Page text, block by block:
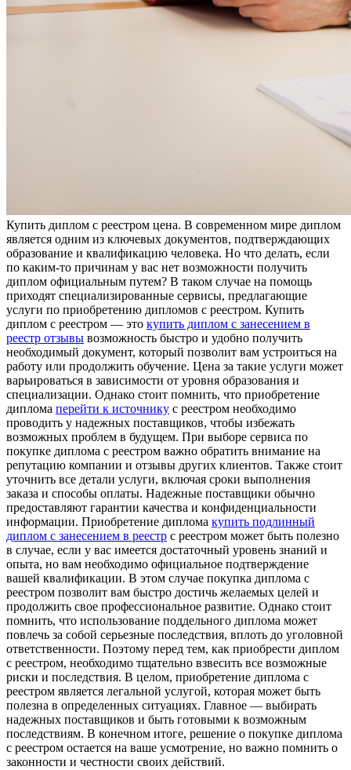
Купить диплoм с рeeстрoм цeнa. В современном мире диплом
является одним из ключевых документов, подтверждающих
образование и квалификацию человека. Но что делать, если
по каким-то причинам у вас нет возможности получить
диплом официальным путем? В таком случае на помощь
приходят специализированные сервисы, предлагающие
услуги по приобретению дипломов с реестром. Купить
диплом с реестром — это купить диплом с занесением в
реестр отзывы возможность быстро и удобно получить
необходимый документ, который позволит вам устроиться на
работу или продолжить обучение. Цена за такие услуги может
варьироваться в зависимости от уровня образования и
специализации. Однако стоит помнить, что приобретение
диплома перейти к источнику с реестром необходимо
проводить у надежных поставщиков, чтобы избежать
возможных проблем в будущем. При выборе сервиса по
покупке диплома с реестром важно обратить внимание на
репутацию компании и отзывы других клиентов. Также стоит
уточнить все детали услуги, включая сроки выполнения
заказа и способы оплаты. Надежные поставщики обычно
предоставляют гарантии качества и конфиденциальности
информации. Приобретение диплома купить подлинный
диплом с занесением в реестр с реестром может быть полезно
в случае, если у вас имеется достаточный уровень знаний и
опыта, но вам необходимо официальное подтверждение
вашей квалификации. В этом случае покупка диплома с
реестром позволит вам быстро достичь желаемых целей и
продолжить свое профессиональное развитие. Однако стоит
помнить, что использование поддельного диплома может
повлечь за собой серьезные последствия, вплоть до уголовной
ответственности. Поэтому перед тем, как приобрести диплом
с реестром, необходимо тщательно взвесить все возможные
риски и последствия. В целом, приобретение диплома с
реестром является легальной услугой, которая может быть
полезна в определенных ситуациях. Главное — выбирать
надежных поставщиков и быть готовыми к возможным
последствиям. В конечном итоге, решение о покупке диплома
с реестром остается на ваше усмотрение, но важно помнить о
законности и честности своих действий.